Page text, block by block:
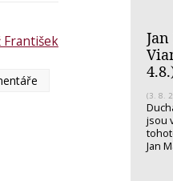
František
(3. 8.
jsou
Jan